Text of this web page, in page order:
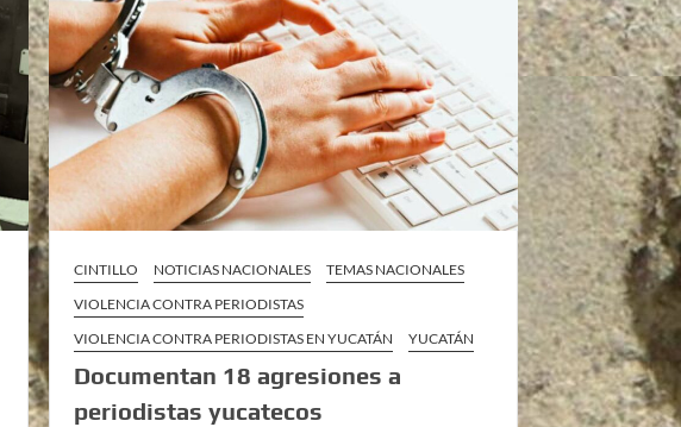
CINTILLO NOTICIAS NACIONALES
TEMAS NACIONALES
VIOLENCIA CONTRA PERIODISTAS
VIOLENCIA CONTRA PERIODISTAS EN YUCATÁN
YUCATÁN
Documentan 18 agresiones a
periodistas yucatecos